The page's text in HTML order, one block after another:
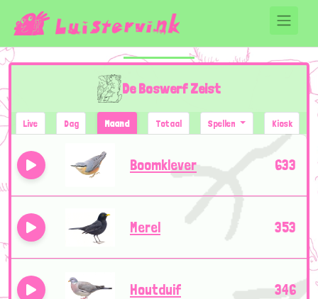
De Boswerf Zeist
Live Dag Maand Totaal Spellen Kiosk
Boomklever 633
Merel 353
Houtduif 346